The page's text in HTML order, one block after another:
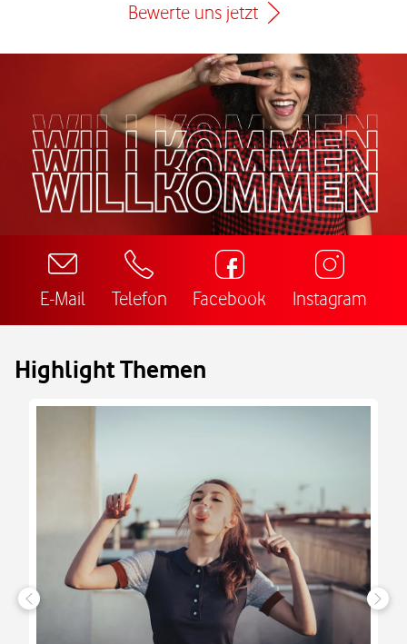
Bewerte uns jetzt
E-Mail Telefon Facebook Instagram
Highlight Themen